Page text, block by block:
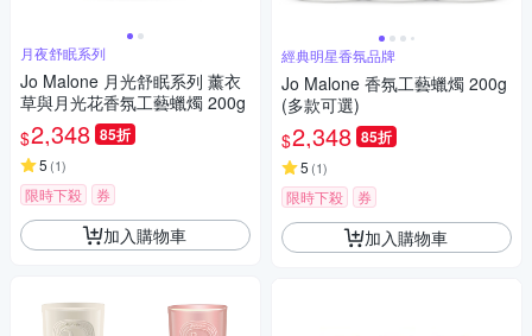
月夜舒眠系列
Jo Malone 月光舒眠系列 薰衣
草與月光花香氛工藝蠟燭 200g
$2,348 85折
5 (1)
限時下殺 券
加入購物車
經典明星香氛品牌
Jo Malone 香氛工藝蠟燭 200g
(多款可選)
$2,348 85折
5 (1)
限時下殺 券
加入購物車